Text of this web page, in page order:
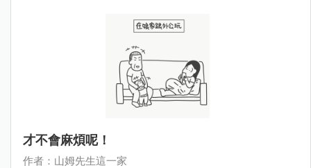
才不會麻煩呢！
作者：山姆先生這一家